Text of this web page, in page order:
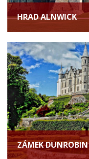
HRAD ALNWICK
ZÁMEK DUNROBIN